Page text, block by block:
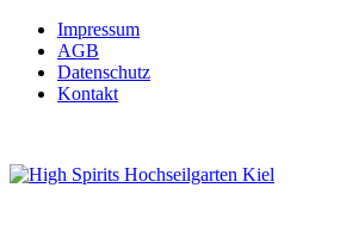
Impressum
AGB
Datenschutz
Kontakt